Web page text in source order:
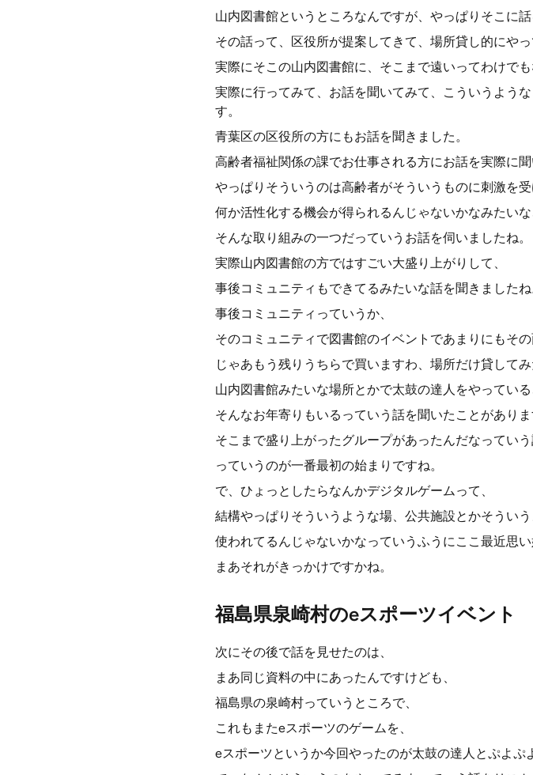
山内図書館というところなんですが、やっぱりそこに話
その話って、区役所が提案してきて、場所貸し的にや
実際にそこの山内図書館に、そこまで遠いってわけでも
実際に行ってみて、お話を聞いてみて、こういうよう
す。
青葉区の区役所の方にもお話を聞きました。
高齢者福祉関係の課でお仕事される方にお話を実際に聞
やっぱりそういうのは高齢者がそういうものに刺激を受
何か活性化する機会が得られるんじゃないかなみたいな
そんな取り組みの一つだっていうお話を伺いましたね。
実際山内図書館の方ではすごい大盛り上がりして、
事後コミュニティもできてるみたいな話を聞きましたね
事後コミュニティっていうか、
そのコミュニティで図書館のイベントであまりにもその
じゃあもう残りうちらで買いますわ、場所だけ貸してみ
山内図書館みたいな場所とかで太鼓の達人をやっている
そんなお年寄りもいるっていう話を聞いたことがありま
そこまで盛り上がったグループがあったんだなっていう
っていうのが一番最初の始まりですね。
で、ひょっとしたらなんかデジタルゲームって、
結構やっぱりそういうような場、公共施設とかそうい
使われてるんじゃないかなっていうふうにここ最近思い
まあそれがきっかけですかね。
福島県泉崎村のeスポーツイベント
次にその後で話を見せたのは、
まあ同じ資料の中にあったんですけども、
福島県の泉崎村っていうところで、
これもまたeスポーツのゲームを、
eスポーツというか今回やったのが太鼓の達人とぷよぷ